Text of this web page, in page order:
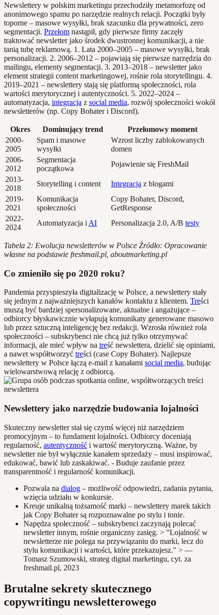
Newslettery w polskim marketingu przechodziły metamorfozę od
anonimowego spamu po narzędzie realnych relacji. Początki były
toporne – masowe wysyłki, brak szacunku dla prywatności, zero
segmentacji. Przełom nastąpił, gdy pierwsze firmy zaczęły
traktować newsletter jako środek dwustronnej komunikacji, a nie
tanią tubę reklamową. 1. Lata 2000–2005 – masowe wysyłki, brak
personalizacji. 2. 2006–2012 – pojawiają się pierwsze narzędzia do
mailingu, elementy segmentacji. 3. 2013–2018 – newsletter jako
element strategii content marketingowej, rośnie rola storytellingu. 4.
2019–2021 – newslettery stają się platformą społeczności, rola
wartości merytorycznej i autentyczności. 5. 2022–2024 –
automatyzacja, integracja z social media, rozwój społeczności wokół
newsletterów (np. Copy Bohater i Discord).
Okres Dominujący trend
Przełomowy moment
2000-
2005
Spam i masowe
wysyłki
Wzrost liczby zablokowanych
domen
2006-
2012
Segmentacja
początkowa
Pojawienie się FreshMail
2013-
2018
Storytelling i content Integracja z blogami
2019-
2021
Komunikacja
społeczności
Copy Bohater, Discord,
GetResponse
2022-
2024
Automatyzacja i AI Personalizacja 2.0, A/B testy
Tabela 2: Ewolucja newsletterów w Polsce Źródło: Opracowanie
własne na podstawie freshmail.pl, aboutmarketing.pl
Co zmieniło się po 2020 roku?
Pandemia przyspieszyła digitalizację w Polsce, a newslettery stały
się jednym z najważniejszych kanałów kontaktu z klientem. Treści
muszą być bardziej spersonalizowane, aktualne i angażujące –
odbiorcy błyskawicznie wyłapują komunikaty generowane masowo
lub przez sztuczną inteligencję bez redakcji. Wzrosła również rola
społeczności – subskrybenci nie chcą już tylko otrzymywać
informacji, ale mieć wpływ na treść newslettera, dzielić się opiniami,
a nawet współtworzyć treści (case Copy Bohater). Najlepsze
newslettery w Polsce łączą e-mail z kanałami social media, budując
wielowarstwową relację z odbiorcą.
Newslettery jako narzędzie budowania lojalności
Skuteczny newsletter stał się czymś więcej niż narzędziem
promocyjnym – to fundament lojalności. Odbiorcy doceniają
regularność, autentyczność i wartość merytoryczną. Ważne, by
newsletter nie był wyłącznie kanałem sprzedaży – musi inspirować,
edukować, bawić lub zaskakiwać. - Buduje zaufanie przez
transparentność i regularność komunikacji.
Pozwala na dialog – możliwość odpowiedzi, zadania pytania,
wzięcia udziału w konkursie.
Kreuje unikalną tożsamość marki – newslettery marek takich
jak Copy Bohater są rozpoznawalne po stylu i tonie.
Napędza społeczność – subskrybenci zaczynają polecać
newsletter innym, rośnie organiczny zasięg. > "Lojalność w
newsletterze nie polega na przywiązaniu do marki, lecz do
stylu komunikacji i wartości, które przekazujesz." > —
Tomasz Szumowski, strateg digital marketingu, cyt. za
freshmail.pl, 2023
Brutalne sekrety skutecznego
copywritingu newsletterowego